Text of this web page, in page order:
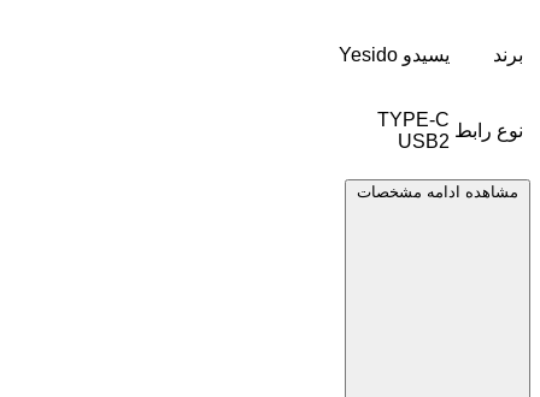
برند یسیدو Yesido
نوع رابط
TYPE-C
USB2
مشاهده ادامه مشخصات